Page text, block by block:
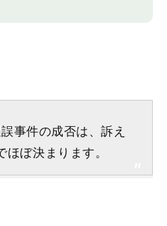
事件の成否は、訴え
ぼ決まります。